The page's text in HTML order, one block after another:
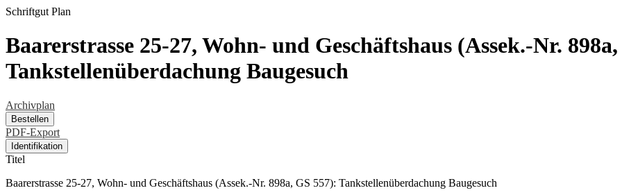
Schriftgut Plan
Baarerstrasse 25-27, Wohn- und Geschäftshaus (Assek.-Nr.
Tankstellenüberdachung Baugesuch
Archivplan
Bestellen
PDF-Export
Identifikation
Titel
Baarerstrasse 25-27, Wohn- und Geschäftshaus (Assek.-Nr. 898a, GS 557): Tankstellenüberdachung Baugesuch